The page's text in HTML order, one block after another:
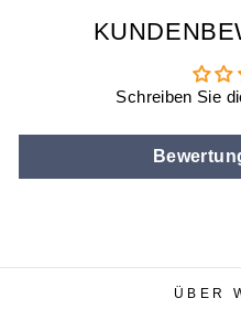
Schreiben Sie
ÜBER